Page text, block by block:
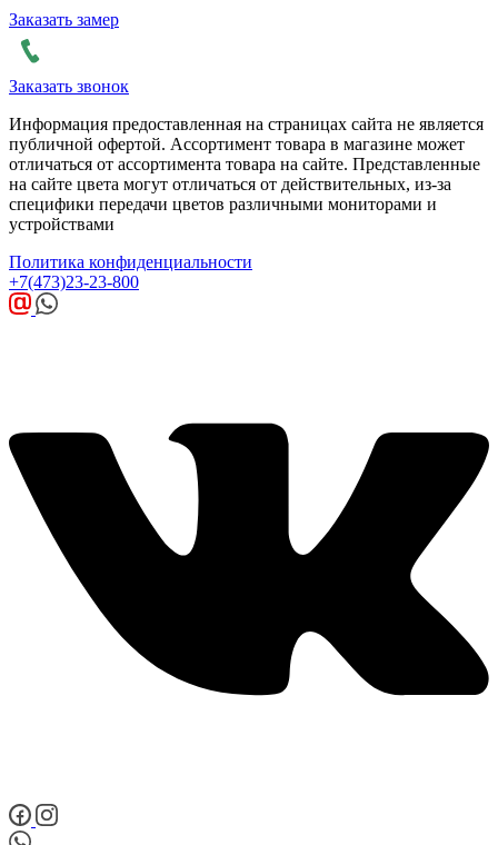
Заказать замер
Заказать звонок
Информация предоставленная на страницах сайта не является
публичной офертой. Ассортимент товара в магазине может
отличаться от ассортимента товара на сайте. Представленные
на сайте цвета могут отличаться от действительных, из-за
специфики передачи цветов различными мониторами и
устройствами
Политика конфиденциальности
+7(473)23-23-800